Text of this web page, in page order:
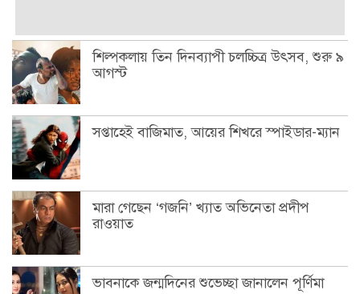
শিল্পকলায় তিন দিনব্যাপী চলচ্চিত্র উৎসব, শুরু ৯
আগস্ট
সপ্তাহেই বাজিমাত, আয়ের শিখরে স্পাইডার-ম্যান
মারা গেছেন ‘গজনি’ খ্যাত অভিনেতা প্রদীপ
রাওয়াত
ভাবনাকে জন্মদিনের শুভেচ্ছা জানালেন পূর্ণিমা